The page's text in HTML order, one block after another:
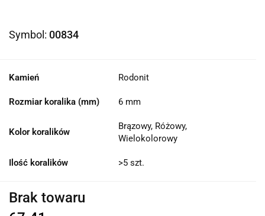
Symbol: 00834
Kamień Rodonit
Rozmiar koralika (mm) 6 mm
Kolor koralików
Brązowy, Różowy,
Wielokolorowy
Ilość koralików >5 szt.
Brak towaru